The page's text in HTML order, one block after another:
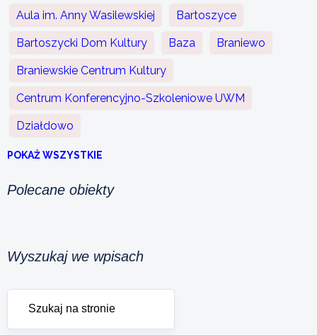
Aula im. Anny Wasilewskiej Bartoszyce
Bartoszycki Dom Kultury Baza Braniewo
Braniewskie Centrum Kultury
Centrum Konferencyjno-Szkoleniowe UWM
Działdowo
POKAŻ WSZYSTKIE
Polecane obiekty
Wyszukaj we wpisach